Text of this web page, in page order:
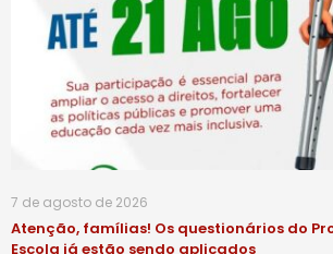
7 de agosto de 2026
Atenção, famílias! Os questionários do
Escola já estão sendo aplicados